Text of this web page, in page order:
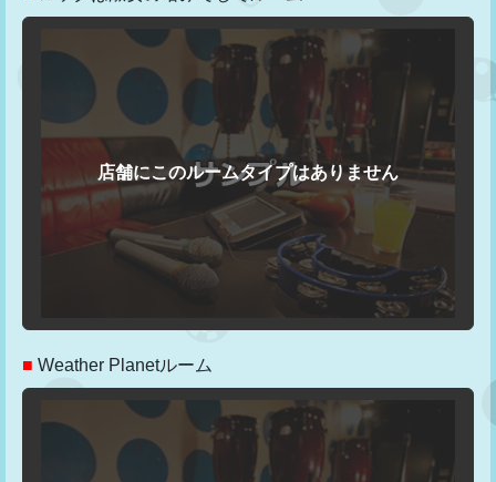
■ Weather Planetルーム